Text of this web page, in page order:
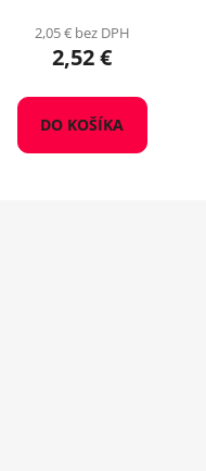
2,05 € bez DPH
2,52 €
DO KOŠÍKA